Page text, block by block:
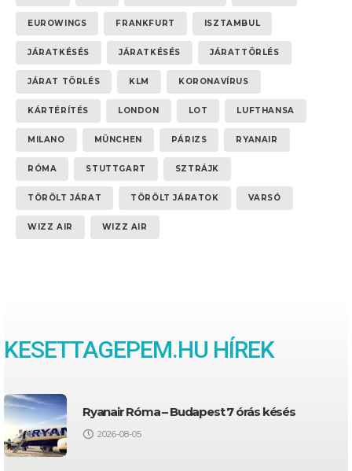
EUROWINGS FRANKFURT ISZTAMBUL
JÁRATKÉSÉS JÁRATKÉSÉS JÁRATTÖRLÉS
JÁRAT TÖRLÉS KLM KORONAVÍRUS
KÁRTÉRÍTÉS LONDON LOT LUFTHANSA
MILANO MÜNCHEN PÁRIZS RYANAIR
RÓMA STUTTGART SZTRÁJK
TÖRÖLT JÁRAT TÖRÖLT JÁRATOK VARSÓ
WIZZ AIR WIZZ AIR
KESETTAGEPEM.HU HÍREK
Ryanair Róma – Budapest 7 órás késés
2026-08-05